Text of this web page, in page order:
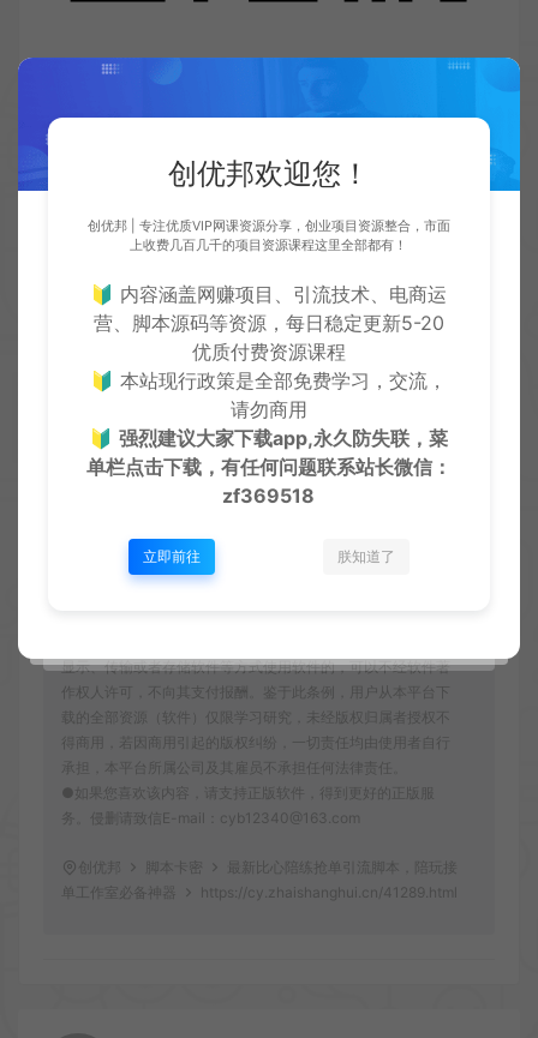
忠信堂网站终身会员可免费代开通卡密分站，自用成
本更低，后台可设置销售价格，分享你的推广海报出
去，有人在网站消费了，你赚差价，自用赚钱两不误
收藏 (0) 打赏 点赞 (0 )
●本站仅提供资源学习下载，资源费用仅为赞助站长的整理
费，不代表资源自身价值也不包含任何服务。任何个人或组
织，在未征得本站同意时，禁止复制、盗用、采集、发布本站
●如若本站内容侵犯了原著者的合法权益，可联系我们进行处
理。本站提供的资源，都来自网络，版权争议与本站无关，所
显示、传输或者存储软件等方式使用软件的，可以不经软件著
作权人许可，不向其支付报酬。鉴于此条例，用户从本平台下
载的全部资源（软件）仅限学习研究，未经版权归属者授权不
得商用，若因商用引起的版权纠纷，一切责任均由使用者自行
承担，本平台所属公司及其雇员不承担任何法律责任。
●如果您喜欢该内容，请支持正版软件，得到更好的正版服
务。侵删请致信E-mail：cyb12340@163.com
创优邦 脚本卡密
最新比心陪练抢单引流脚本，陪玩接
单工作室必备神器
https://cy.zhaishanghui.cn/41289.html
创优邦欢迎您！
创优邦 | 专注优质VIP网课资源分享，创业项目资源整合，市面
上收费几百几千的项目资源课程这里全部都有！
🔰 内容涵盖网赚项目、引流技术、电商运
营、脚本源码等资源，每日稳定更新5-20
优质付费资源课程
🔰 本站现行政策是全部免费学习，交流，
请勿商用
🔰强烈建议大家下载app,永久防失联，菜
单栏点击下载，有任何问题联系站长微信：
zf369518
立即前往 朕知道了